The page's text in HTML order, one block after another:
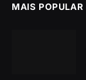
MAIS POPULAR